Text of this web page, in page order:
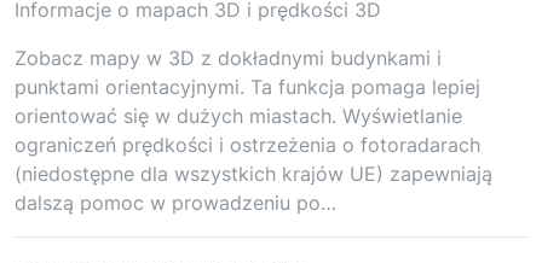
Informacje o mapach 3D i prędkości 3D
Zobacz mapy w 3D z dokładnymi budynkami i
punktami orientacyjnymi. Ta funkcja pomaga lepiej
orientować się w dużych miastach. Wyświetlanie
ograniczeń prędkości i ostrzeżenia o fotoradarach
(niedostępne dla wszystkich krajów UE) zapewniają
dalszą pomoc w prowadzeniu po…